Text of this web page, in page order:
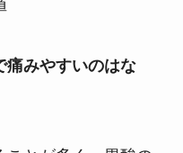
痛みやすいのはな